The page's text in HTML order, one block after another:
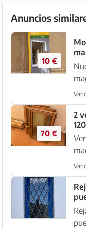
Anuncios
10 €
70 €
2